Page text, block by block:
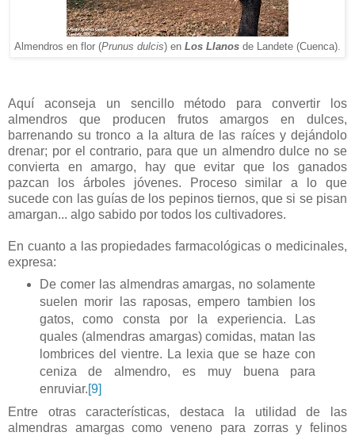
Almendros en flor (Prunus dulcis) en Los Llanos de Landete (Cuenca).
Aquí aconseja un sencillo método para convertir los
almendros que producen frutos amargos en dulces,
barrenando su tronco a la altura de las raíces y dejándolo
drenar; por el contrario, para que un almendro dulce no se
convierta en amargo, hay que evitar que los ganados
pazcan los árboles jóvenes. Proceso similar a lo que
sucede con las guías de los pepinos tiernos, que si se pisan
amargan... algo sabido por todos los cultivadores.
En cuanto a las propiedades farmacológicas o medicinales,
expresa:
De comer las almendras amargas, no solamente
suelen morir las raposas, empero tambien los
gatos, como consta por la experiencia. Las
quales (almendras amargas) comidas, matan las
lombrices del vientre. La lexia que se haze con
ceniza de almendro, es muy buena para
enruviar.[9]
Entre otras características, destaca la utilidad de las
almendras amargas como veneno para zorras y felinos